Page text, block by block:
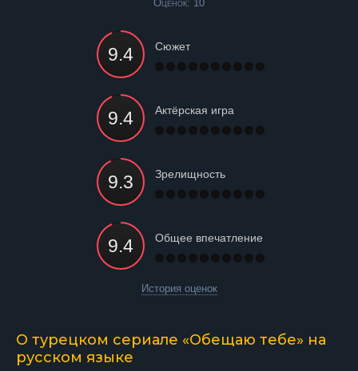
Оценок: 10
Сюжет
Актёрская игра
Зрелищность
Общее впечатление
История оценок
О турецком сериале «Обещаю тебе» на
русском языке